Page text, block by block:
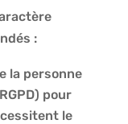
:
la personne
pour
le